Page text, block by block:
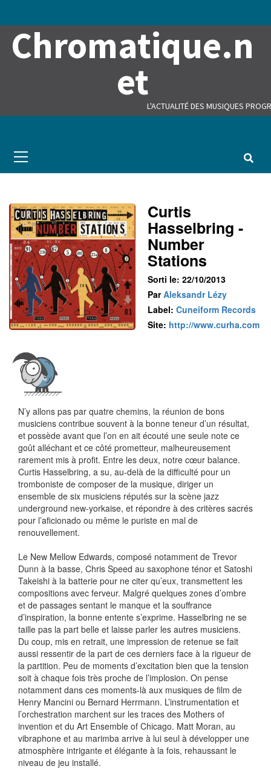
Chromatique.n
et
L'ACTUALITÉ DES MUSIQUES
Menu
Curtis
Hasselbring -
Number
Stations
Sorti le: 22/10/2013
ParAleksandr Lézy
Label: Cuneiform Records
Site: http://www.curha.com
N’y allons pas par quatre chemins, la réunion de bons
musiciens contribue souvent à la bonne teneur d’un résultat,
et possède avant que l’on en ait écouté une seule note ce
goût alléchant et ce côté prometteur, malheureusement
rarement mis à profit. Entre les deux, notre cœur balance.
Curtis Hasselbring, a su, au-delà de la difficulté pour un
tromboniste de composer de la musique, diriger un
ensemble de six musiciens réputés sur la scène jazz
underground new-yorkaise, et répondre à des critères sacrés
pour l’aficionado ou même le puriste en mal de
renouvellement.
Le New Mellow Edwards, composé notamment de Trevor
Dunn à la basse, Chris Speed au saxophone ténor et Satoshi
Takeishi à la batterie pour ne citer qu’eux, transmettent les
compositions avec ferveur. Malgré quelques zones d’ombre
et de passages sentant le manque et la souffrance
d’inspiration, la bonne entente s’exprime. Hasselbring ne se
taille pas la part belle et laisse parler les autres musiciens.
Du coup, mis en retrait, une impression de retenue se fait
aussi ressentir de la part de ces derniers face à la rigueur de
la partition. Peu de moments d’excitation bien que la tension
soit à chaque fois très proche de l’implosion. On pense
notamment dans ces moments-là aux musiques de film de
Henry Mancini ou Bernard Herrmann. L’instrumentation et
l’orchestration marchent sur les traces des Mothers of
invention et du Art Ensemble of Chicago. Matt Moran, au
vibraphone et au marimba arrive à lui seul à développer une
atmosphère intrigante et élégante à la fois, rehaussant le
niveau de jeu installé.